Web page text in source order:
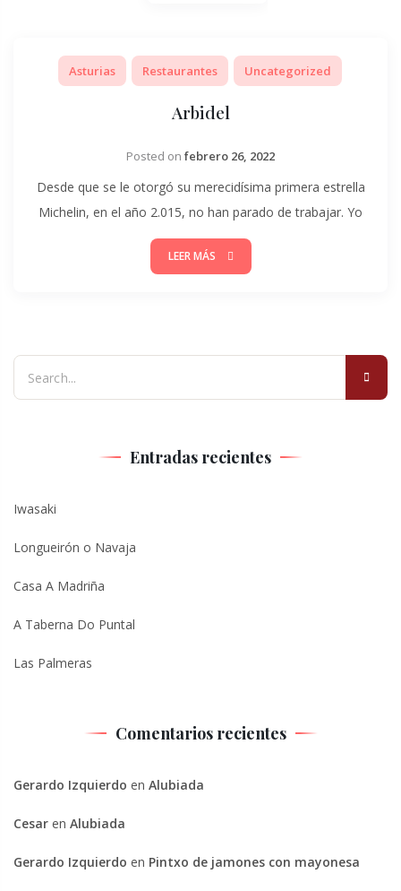
Asturias Restaurantes Uncategorized
Arbidel
Posted on febrero 26, 2022
Desde que se le otorgó su merecidísima primera estrella
Michelin, en el año 2.015, no han parado de trabajar. Yo
LEER MÁS
Entradas recientes
Iwasaki
Longueirón o Navaja
Casa A Madriña
A Taberna Do Puntal
Las Palmeras
Comentarios recientes
Gerardo Izquierdo en Alubiada
Cesar en Alubiada
Gerardo Izquierdo en Pintxo de jamones con mayonesa